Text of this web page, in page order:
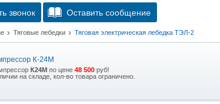
звонок Оставить сообщение
Тяговые лебедки Тяговая электрическая лебедка ТЭЛ-2
К-24М
К24М по цене 48 500 руб!
на складе, кол-во товара ограничено.